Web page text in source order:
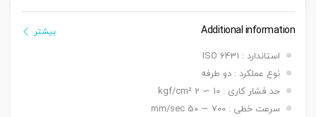
ø ۳۲ – ۴۰ / ۵۰ ~ ۵۰۰ mm – ø ۵۰ – ۶۳ / ۵۰ ~ ۶۰۰
mm – ø ۸۰ – ۱۰۰ / ۵۰ ~ ۱۰۰۰ mm
سرشفت
دنده ماندگی ,دنده نری
بست
نصبی
Additional information
استاندارد : ISO 6431
نوع عملکرد : دو طرفه
حد فشار کاری : 10 ∼ 2 kgf/cm²
سرعت خطی : 700 ∼ 50 mm/sec
بیشتر